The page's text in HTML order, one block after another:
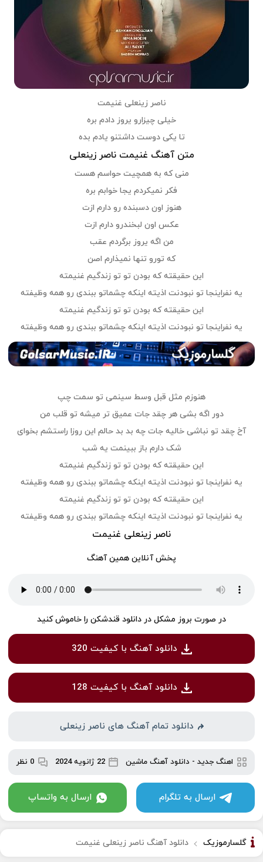
ناصر زینعلی غنیمت
خیلی چیزارو یروز دادم بره
تا یکی دوست داشتنو یادم بده
متن آهنگ غنیمت ناصر زینعلی
منی که به همچیت حواسم هست
فکر نمیکردم یجا خوابم بره
هنوز اون دسبنده رو دارم ازت
عکس اون لبخندرو دارم ازت
من اگه یروز برگردم عقب
که تورو تنها نمیذارم اصن
این حقیقته که بودن تو تو زندگیم غنیمته
یه نفراینجا تو نبودنت اذیته اینکه چشماتو ببندی رو همه وظیفته
این حقیقته که بودن تو تو زندگیم غنیمته
یه نفراینجا تو نبودنت اذیته اینکه چشماتو ببندی رو همه وظیفته
هنوزم مثل قبل وسط سینمی تو سمت چپ
دور اگه بشی هر چقد جات عمیق تر میشه تو قلب من
آخ چقد تو نباشی خالیه جات چه بد بد حالم این روزا راستشم بخوای
شک دارم باز ببینمت یه شب
این حقیقته که بودن تو تو زندگیم غنیمته
یه نفراینجا تو نبودنت اذیته اینکه چشماتو ببندی رو همه وظیفته
این حقیقته که بودن تو تو زندگیم غنیمته
یه نفراینجا تو نبودنت اذیته اینکه چشماتو ببندی رو همه وظیفته
ناصر زینعلی غنیمت
پخش آنلاین همین آهنگ
در صورت بروز مشکل در دانلود قندشکن را خاموش کنید
دانلود آهنگ با کیفیت 320
دانلود آهنگ با کیفیت 128
دانلود تمام آهنگ های ناصر زینعلی
اهنگ جدید- دانلود آهنگ ماشین 22 ژانویه 2024 0 نظر
ارسال به تلگرام ارسال به واتساپ
گلسارموزیک دانلود آهنگ ناصر زینعلی غنیمت